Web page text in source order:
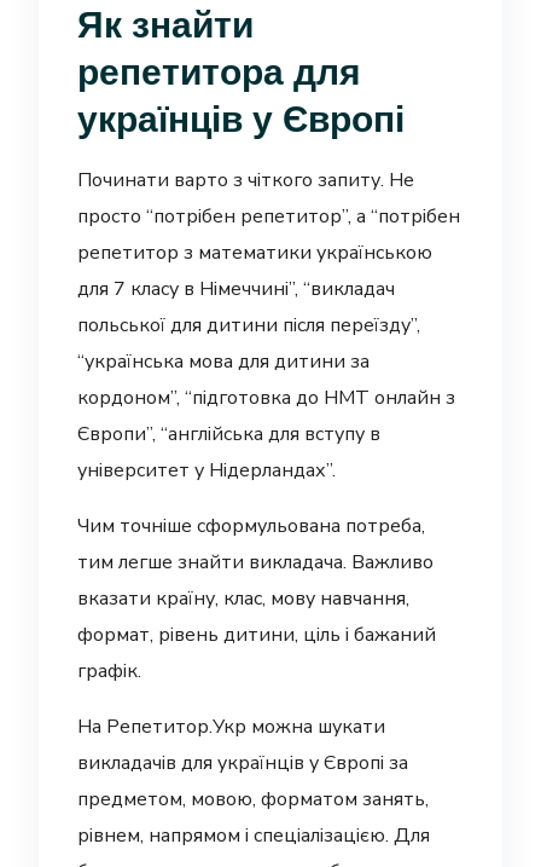
Як знайти
репетитора для
українців у Європі
Починати варто з чіткого запиту. Не
просто “потрібен репетитор”, а “потрібен
репетитор з математики українською
для 7 класу в Німеччині”, “викладач
польської для дитини після переїзду”,
“українська мова для дитини за
кордоном”, “підготовка до НМТ онлайн з
Європи”, “англійська для вступу в
університет у Нідерландах”.
Чим точніше сформульована потреба,
тим легше знайти викладача. Важливо
вказати країну, клас, мову навчання,
формат, рівень дитини, ціль і бажаний
графік.
На Репетитор.Укр можна шукати
викладачів для українців у Європі за
предметом, мовою, форматом занять,
рівнем, напрямом і спеціалізацією. Для